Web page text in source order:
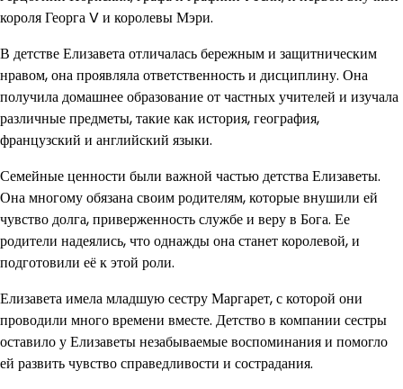
короля Георга V и королевы Мэри.
В детстве Елизавета отличалась бережным и защитническим
нравом, она проявляла ответственность и дисциплину. Она
получила домашнее образование от частных учителей и изучала
различные предметы, такие как история, география,
французский и английский языки.
Семейные ценности были важной частью детства Елизаветы.
Она многому обязана своим родителям, которые внушили ей
чувство долга, приверженность службе и веру в Бога. Ее
родители надеялись, что однажды она станет королевой, и
подготовили её к этой роли.
Елизавета имела младшую сестру Маргарет, с которой они
проводили много времени вместе. Детство в компании сестры
оставило у Елизаветы незабываемые воспоминания и помогло
ей развить чувство справедливости и сострадания.